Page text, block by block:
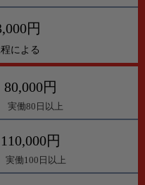
円
による
80,000円
実働80日以上
110,000円
実働100日以上